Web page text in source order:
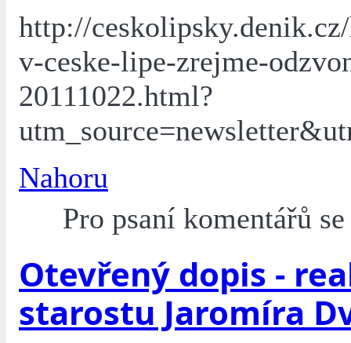
http://
v-ceske-lipe-zrejme-
20111022.html?
Nahoru
Pro psaní komentářů
Otevřený dopis -
starostu Jaromíra